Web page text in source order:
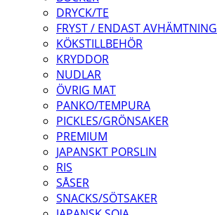
DRYCK/TE
FRYST / ENDAST AVHÄMTNING
KÖKSTILLBEHÖR
KRYDDOR
NUDLAR
ÖVRIG MAT
PANKO/TEMPURA
PICKLES/GRÖNSAKER
PREMIUM
JAPANSKT PORSLIN
RIS
SÅSER
SNACKS/SÖTSAKER